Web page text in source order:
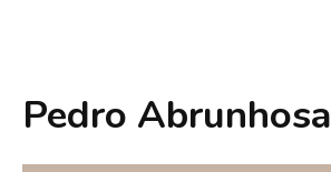
Pedro Abrunhosa